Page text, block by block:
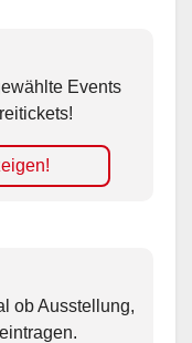
Events
ob Ausstellung,